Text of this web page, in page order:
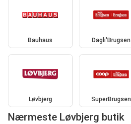
Bauhaus Dagli'Brugsen
Løvbjerg SuperBrugsen
Nærmeste Løvbjerg butik